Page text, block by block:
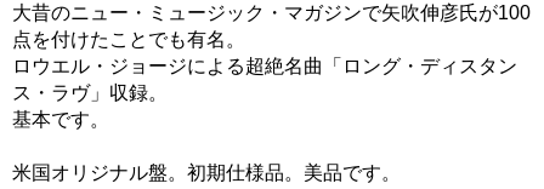
大昔のニュー・ミュージック・マガジンで矢吹伸彦氏が100
点を付けたことでも有名。
ロウエル・ジョージによる超絶名曲「ロング・ディスタン
ス・ラヴ」収録。
基本です。
米国オリジナル盤。初期仕様品。美品です。